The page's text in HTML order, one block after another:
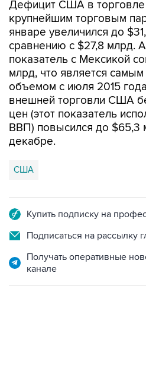
январе увеличился до
сравнению с $27,8 млрд.
показатель с Мексикой
млрд, что является самым
объемом с июля 2015
внешней торговли США
цен (этот показатель
ВВП) повысился до $65,3
декабре.
США
Подписаться на рассылку
Получать оперативные